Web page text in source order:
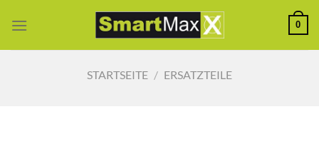
Inhalt
0
STARTSEITE / ERSATZTEILE